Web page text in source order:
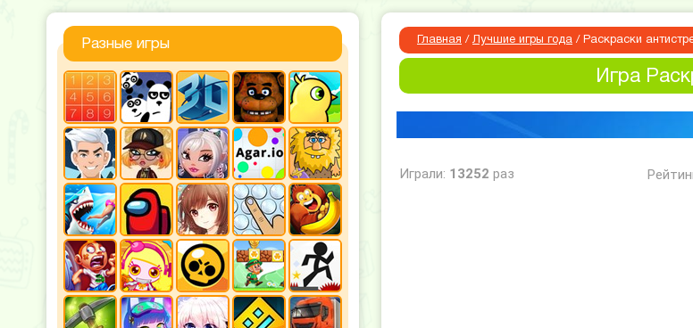
Разные игры Главная / Лучшие игры года / Раскраски
Игра
Играли: 13252 раз